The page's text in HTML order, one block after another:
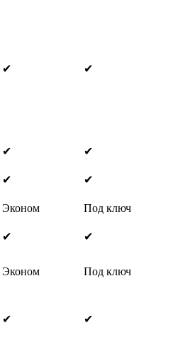
✔ ✔
✔
✔
✔
✔
Эконом
Под ключ
✔
✔
Эконом Под ключ
✔ ✔